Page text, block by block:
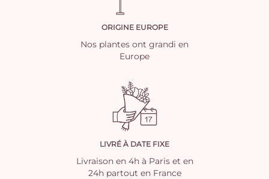
ORIGINE EUROPE
Nos plantes ont grandi en
Europe
LIVRÉ À DATE FIXE
Livraison en 4h à Paris et en
24h partout en France